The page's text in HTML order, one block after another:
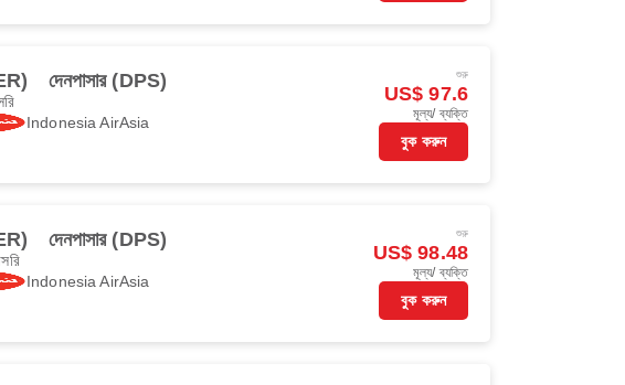
দেনপাসার (DPS)
Indonesia AirAsia
শুরু
US$ 97.6
মূল্য/ ব্যক্তি
বুক করুন
দেনপাসার (DPS)
Indonesia AirAsia
শুরু
US$ 98.48
মূল্য/ ব্যক্তি
বুক করুন